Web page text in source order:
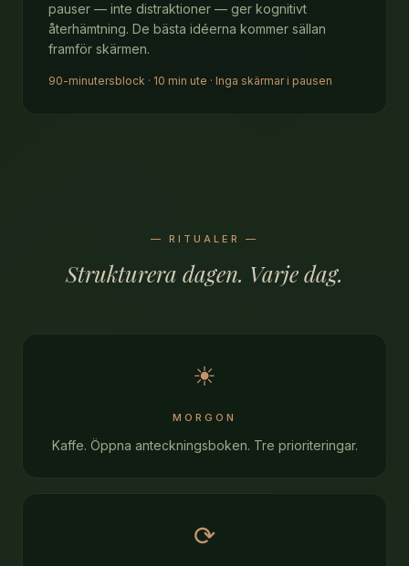
pauser — inte distraktioner — ger kognitivt
återhämtning. De bästa idéerna kommer sällan
framför skärmen.
90-minutersblock · 10 min ute · Inga skärmar i pausen
— RITUALER —
Strukturera dagen. Varje dag.
☀
MORGON
Kaffe. Öppna anteckningsboken. Tre prioriteringar.
⟳